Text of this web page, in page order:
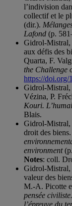
l’indivision
collectif et le
(dir.).
Lafond (p.
Gidrol-Mistral,
aux défis des
Quarta, F.
the Challenge
https://doi.org/
Gidrol-Mistral,
Vézina, P.
Kouri.
Blais.
Gidrol-Mistral,
droit des
environment
Notes: coll.
Gidrol-Mistral,
valeur des
M.-A. Picotte
pensée
l’épreuve du